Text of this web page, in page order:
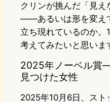
クリンが挑んだ「見
——あるいは形を変え
立ち現れているのか。
考えてみたいと思いま
2025年ノーベル賞
見つけた女性
2025年10月6日、スト